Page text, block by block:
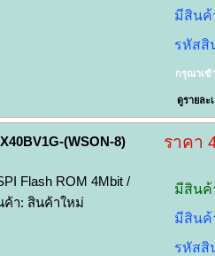
มีสินค้
รหัสสิ
กรุณาเข้
ดูรายละ
(WSON-8)
Flash ROM 4Mbit /
ค้า: สินค้าใหม่
ราคา
มีสินค้
มีสินค้
รหัสสิ